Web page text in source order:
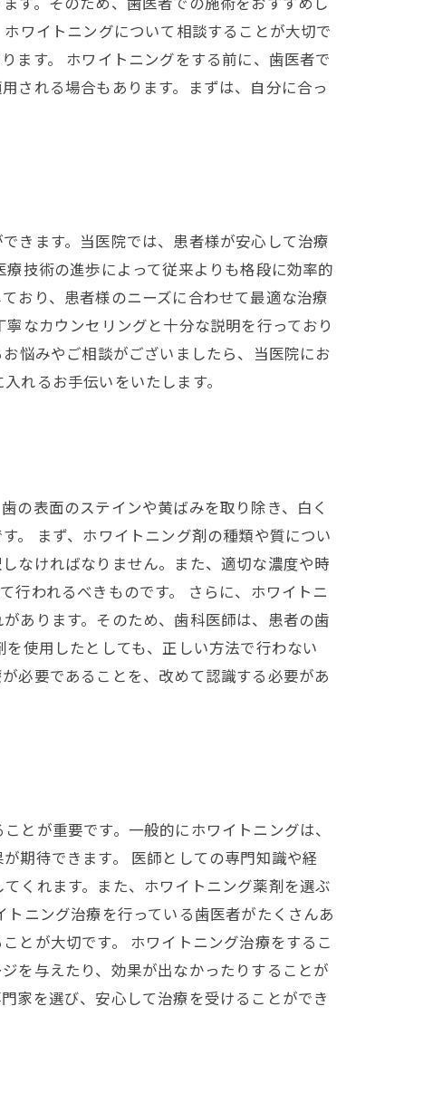
ワイトニングについて相談することが大切で
ます。 ホワイトニングをする前に、歯医者で
される場合もあります。まずは、自分に合っ
きます。当医院では、患者様が安心して治療
技術の進歩によって従来よりも格段に効率的
おり、患者様のニーズに合わせて最適な治療
なカウンセリングと十分な説明を行っており
悩みやご相談がございましたら、当医院にお
れるお手伝いをいたします。
の表面のステインや黄ばみを取り除き、白く
。 まず、ホワイトニング剤の種類や質につい
なければなりません。また、適切な濃度や時
行われるべきものです。 さらに、ホワイトニ
あります。そのため、歯科医師は、患者の歯
使用したとしても、正しい方法で行わない
必要であることを、改めて認識する必要があ
とが重要です。一般的にホワイトニングは、
期待できます。 医師としての専門知識や経
くれます。また、ホワイトニング薬剤を選ぶ
ニング治療を行っている歯医者がたくさんあ
とが大切です。 ホワイトニング治療をするこ
を与えたり、効果が出なかったりすることが
家を選び、安心して治療を受けることができ